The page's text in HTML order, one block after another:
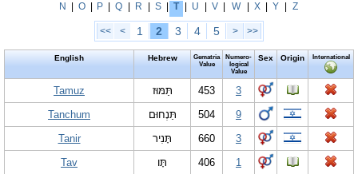
Popular Names
Celebs B. DaysNew!
Numerology
N
O P Q R S T U V W X Y Z
<< < 1 2 3 4 5 > >>
English Hebrew
Gematria
Value
Numero-
logical
Value
Sex Origin International
Tamuz תַּמּוּז 453
3
Tanchum
תַּנְחוּם 504
9
Tanir
תָּנִיר 660
3
Tav
תָּו 406
1